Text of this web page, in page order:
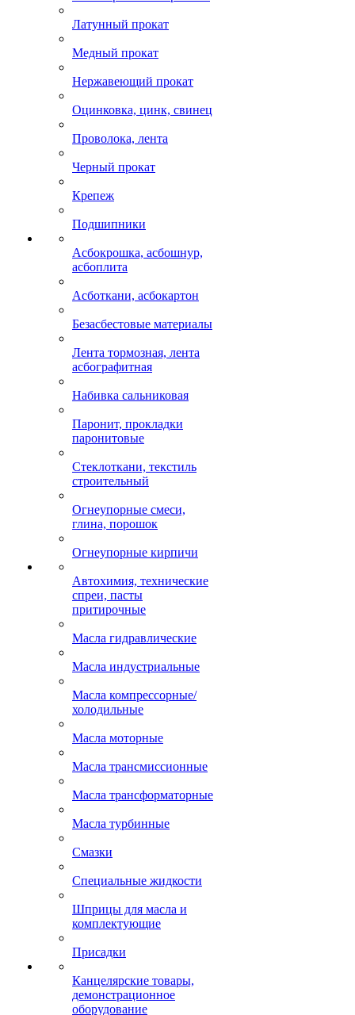
Латунный прокат
Медный прокат
Нержавеющий прокат
Оцинковка, цинк, свинец
Проволока, лента
Черный прокат
Крепеж
Подшипники
Асбокрошка, асбошнур,
асбоплита
Асботкани, асбокартон
Безасбестовые материалы
Лента тормозная, лента
асбографитная
Набивка сальниковая
Паронит, прокладки
паронитовые
Стеклоткани, текстиль
строительный
Огнеупорные смеси,
глина, порошок
Огнеупорные кирпичи
Автохимия, технические
спреи, пасты
притирочные
Масла гидравлические
Масла индустриальные
Масла компрессорные/
холодильные
Масла моторные
Масла трансмиссионные
Масла трансформаторные
Масла турбинные
Смазки
Специальные жидкости
Шприцы для масла и
комплектующие
Присадки
Канцелярские товары,
демонстрационное
оборудование